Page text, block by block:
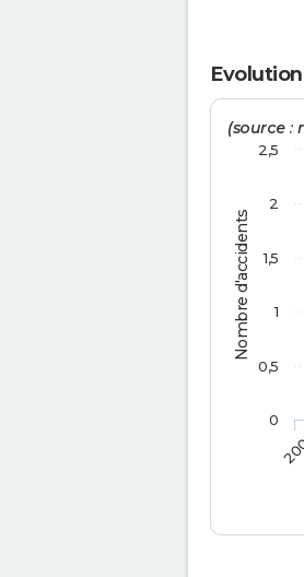
Nombre d'accidents
(source :
0
0,5
1
1,5
2
2,5